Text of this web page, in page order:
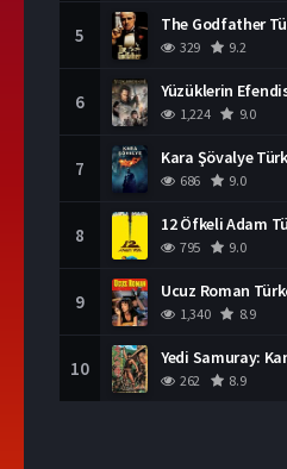
5 The Godfather
329 9.2
6 Yüzüklerin
1,224 9.0
7 Kara Şövalye
686 9.0
8 12 Öfkeli Adam
795 9.0
9 Ucuz Roman
1,340 8.9
10
262 8.9